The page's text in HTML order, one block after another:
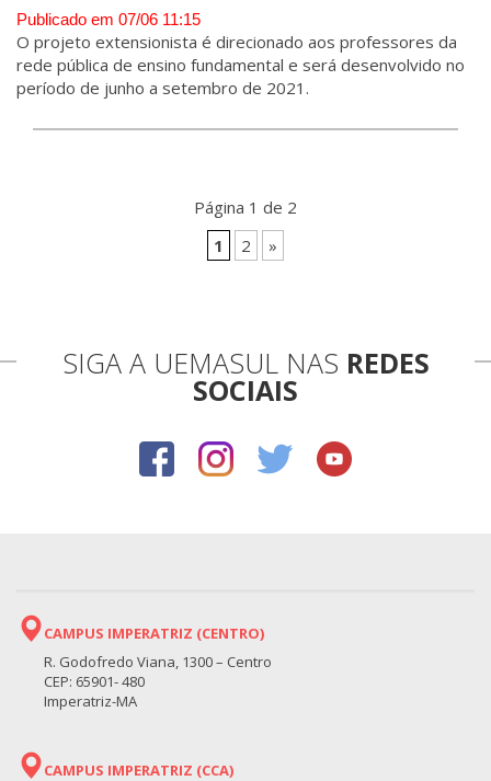
Publicado em 07/06 11:15
O projeto extensionista é direcionado aos professores da
rede pública de ensino fundamental e será desenvolvido no
período de junho a setembro de 2021.
Página 1 de 2
1
2 »
SIGA A UEMASUL NAS REDES
SOCIAIS
CAMPUS IMPERATRIZ (CENTRO)
R. Godofredo Viana, 1300 – Centro
CEP: 65901- 480
Imperatriz-MA
CAMPUS IMPERATRIZ (CCA)